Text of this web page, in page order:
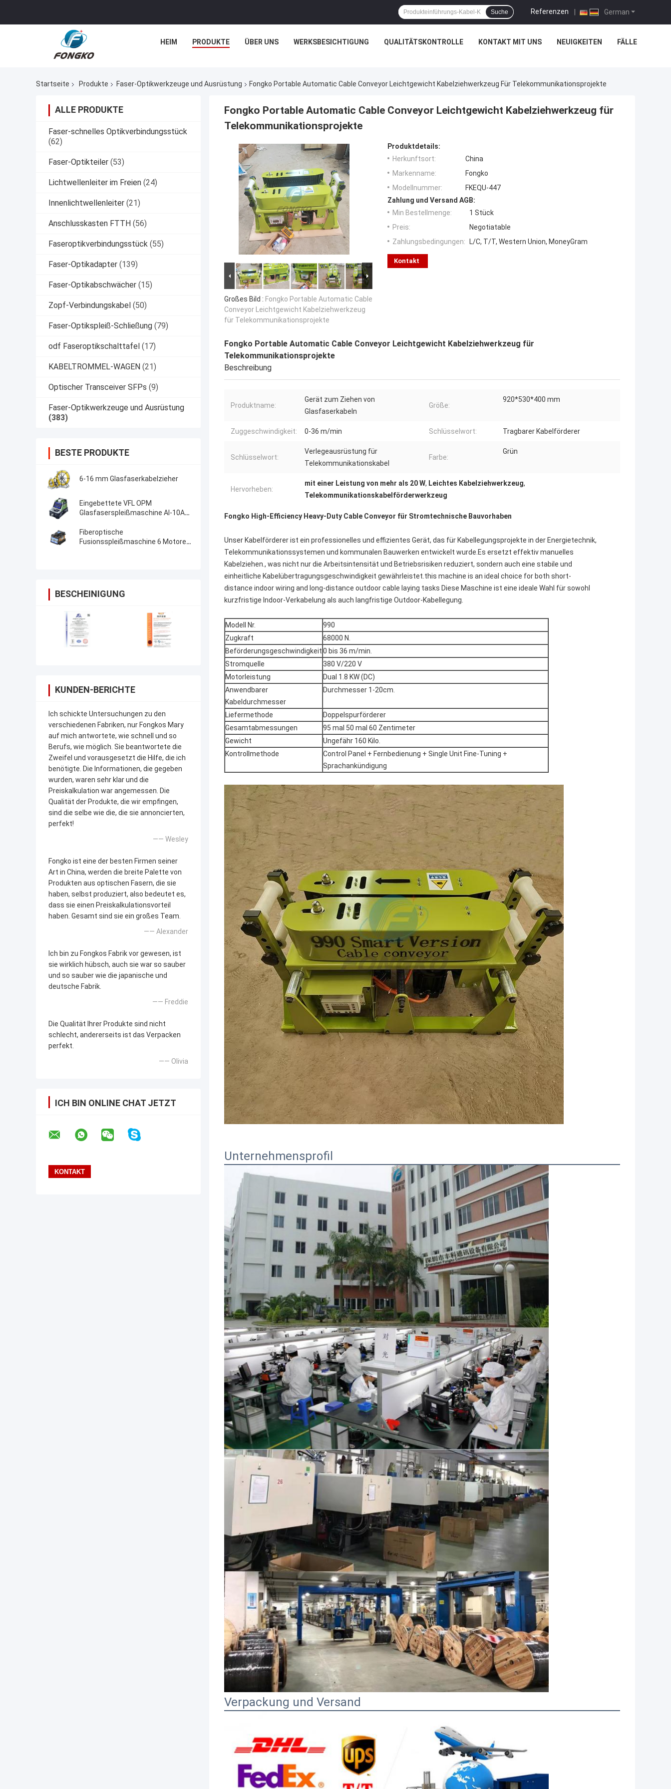
German
Referenzen |
Suche
HEIM PRODUKTE ÜBER UNS WERKSBESICHTIGUNG QUALITÄTSKONTROLLE KONTAKT MIT UNS NEUIGKEITEN FÄLLE
Startseite Produkte Faser-Optikwerkzeuge und Ausrüstung Fongko Portable Automatic Cable Conveyor Leichtgewicht Kabelziehwerkzeug Für Telekommunikationsprojekte
ALLE PRODUKTE
Faser-schnelles Optikverbindungsstück
(62)
Faser-Optikteiler (53)
Lichtwellenleiter im Freien (24)
Innenlichtwellenleiter (21)
Anschlusskasten FTTH (56)
Faseroptikverbindungsstück (55)
Faser-Optikadapter (139)
Faser-Optikabschwächer (15)
Zopf-Verbindungskabel (50)
Faser-Optikspleiß-Schließung (79)
odf Faseroptikschalttafel (17)
KABELTROMMEL-WAGEN (21)
Optischer Transceiver SFPs (9)
Faser-Optikwerkzeuge und Ausrüstung
(383)
BESTE PRODUKTE
6-16 mm Glasfaserkabelzieher
Eingebettete VFL OPM
Glasfaserspleißmaschine AI-10A
Fusion Splicer
Fiberoptische
Fusionsspleißmaschine 6 Motoren
BESCHEINIGUNG
KUNDEN-BERICHTE
Ich schickte Untersuchungen zu den
verschiedenen Fabriken, nur Fongkos Mary
auf mich antwortete, wie schnell und so
Berufs, wie möglich. Sie beantwortete die
Zweifel und vorausgesetzt die Hilfe, die ich
benötigte. Die Informationen, die gegeben
wurden, waren sehr klar und die
Preiskalkulation war angemessen. Die
Qualität der Produkte, die wir empfingen,
sind die selbe wie die, die sie annoncierten,
perfekt!
—— Wesley
Fongko ist eine der besten Firmen seiner
Art in China, werden die breite Palette von
Produkten aus optischen Fasern, die sie
haben, selbst produziert, also bedeutet es,
dass sie einen Preiskalkulationsvorteil
haben. Gesamt sind sie ein großes Team.
—— Alexander
Ich bin zu Fongkos Fabrik vor gewesen, ist
sie wirklich hübsch, auch sie war so sauber
und so sauber wie die japanische und
deutsche Fabrik.
—— Freddie
Die Qualität Ihrer Produkte sind nicht
schlecht, andererseits ist das Verpacken
perfekt.
—— Olivia
ICH BIN ONLINE CHAT JETZT
Fongko Portable Automatic Cable Conveyor Leichtgewicht Kabelziehwerkzeug für
Telekommunikationsprojekte
Großes Bild : Fongko Portable Automatic Cable
Conveyor Leichtgewicht Kabelziehwerkzeug
für Telekommunikationsprojekte
Produktdetails:
Herkunftsort:
China
Markenname:
Fongko
Modellnummer:
FKEQU-447
Zahlung und Versand AGB:
Min Bestellmenge:
1 Stück
Preis:
Negotiatable
Zahlungsbedingungen:
L/C, T/T, Western Union, MoneyGram
Kontakt
Fongko Portable Automatic Cable Conveyor Leichtgewicht Kabelziehwerkzeug für
Telekommunikationsprojekte
Beschreibung
Produktname:
Gerät zum Ziehen von
Glasfaserkabeln
Größe:
920*530*400 mm
Zuggeschwindigkeit: 0-36 m/min Schlüsselwort: Tragbarer Kabelförderer
Schlüsselwort:
Verlegeausrüstung für
Telekommunikationskabel
Farbe:
Grün
Hervorheben:
mit einer Leistung von mehr als 20 W, Leichtes Kabelziehwerkzeug,
Telekommunikationskabelförderwerkzeug
Fongko High-Efficiency Heavy-Duty Cable Conveyor für Stromtechnische Bauvorhaben
Unser Kabelförderer ist ein professionelles und effizientes Gerät, das für Kabellegungsprojekte in der Energietechnik,
Telekommunikationssystemen und kommunalen Bauwerken entwickelt wurde.Es ersetzt effektiv manuelles
Kabelziehen., was nicht nur die Arbeitsintensität und Betriebsrisiken reduziert, sondern auch eine stabile und
einheitliche Kabelübertragungsgeschwindigkeit gewährleistet.this machine is an ideal choice for both short-
distance indoor wiring and long-distance outdoor cable laying tasks Diese Maschine ist eine ideale Wahl für sowohl
kurzfristige Indoor-Verkabelung als auch langfristige Outdoor-Kabellegung.
Modell Nr.
990
Zugkraft
68000 N.
Beförderungsgeschwindigkeit0 bis 36 m/min.
Stromquelle
380 V/220 V
Motorleistung
Dual 1.8 KW (DC)
Anwendbarer
Kabeldurchmesser
Durchmesser 1-20cm.
Liefermethode
Doppelspurförderer
Gesamtabmessungen
95 mal 50 mal 60 Zentimeter
Gewicht
Ungefähr 160 Kilo.
Kontrollmethode
Control Panel + Fernbedienung + Single Unit Fine-Tuning +
Sprachankündigung
Unternehmensprofil
Verpackung und Versand